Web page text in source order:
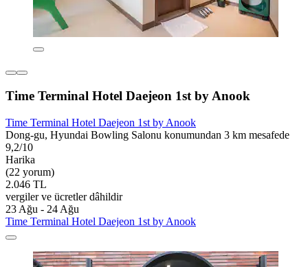
Time Terminal Hotel Daejeon 1st by Anook
Time Terminal Hotel Daejeon 1st by Anook
Dong-gu, Hyundai Bowling Salonu konumundan 3 km mesafede
9,2/10
Harika
(22 yorum)
2.046 TL
vergiler ve ücretler dâhildir
23 Ağu - 24 Ağu
Time Terminal Hotel Daejeon 1st by Anook